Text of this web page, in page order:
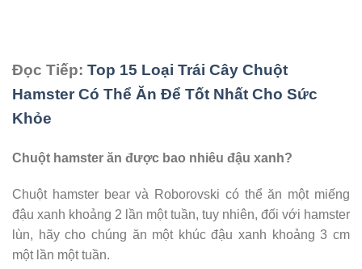
Đọc Tiếp: Top 15 Loại Trái Cây Chuột
Hamster Có Thể Ăn Để Tốt Nhất Cho Sức
Khỏe
Chuột hamster ăn được bao nhiêu đậu xanh?
Chuột hamster bear và Roborovski có thể ăn một miếng
đậu xanh khoảng 2 lần một tuần, tuy nhiên, đối với hamster
lùn, hãy cho chúng ăn một khúc đậu xanh khoảng 3 cm
một lần một tuần.